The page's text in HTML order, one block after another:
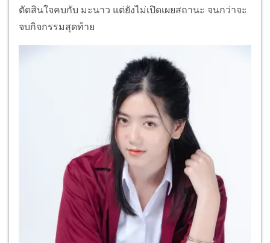
ตัดสินใจคบกับ มะนาว แต่ยังไม่เปิดเผยสถานะ จนกว่าจะ
จบกิจกรรมสุดท้าย